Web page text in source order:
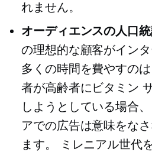
れません。
オーディエンスの人口
の理想的な顧客がイン
多くの時間を費やすの
者が高齢者にビタミン
しようとしている場合
アでの広告は意味をな
ます。 ミレニアル世代